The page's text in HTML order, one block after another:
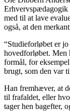
Erhvervspædagogik
med til at lave
også, at den
“Studieforløbet er
hovedforløbet. Men
formål, for
brugt, som den var
Han fremhæver, at
til frafaldet, eller
tager hen bagefter,